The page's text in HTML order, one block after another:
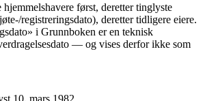
først, deretter tinglyste
registreringsdato), deretter tidligere eiere.
i Grunnboken er en teknisk
— og vises derfor ikke som
10. mars 1982